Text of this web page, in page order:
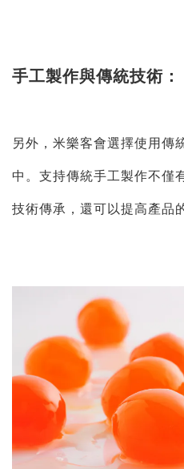
手工製作與傳統技術：
另外，米樂客會選擇使用傳
中。支持傳統手工製作不僅
技術傳承，還可以提高產品